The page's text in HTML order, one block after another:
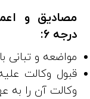
مصادیق و
درجه ۶:
مواضعه و تبانی
قبول وکالت
وکالت آن را به